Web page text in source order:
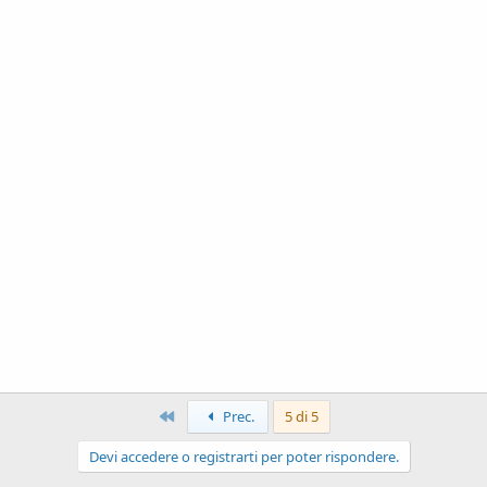
Primo Prec. 5 di 5
Devi accedere o registrarti per poter rispondere.